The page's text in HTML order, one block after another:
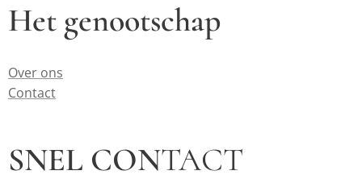
Het genootschap
Over ons
Contact
SNEL CONTACT